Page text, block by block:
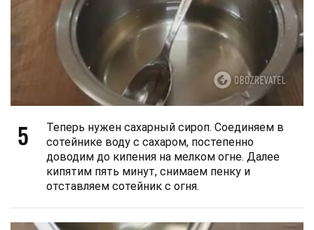
5
Теперь нужен сахарный сироп. Соединяем в
сотейнике воду с сахаром, постепенно
доводим до кипения на мелком огне. Далее
кипятим пять минут, снимаем пенку и
отставляем сотейник с огня.